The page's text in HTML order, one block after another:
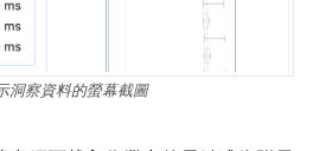
洞察資料的螢幕截圖